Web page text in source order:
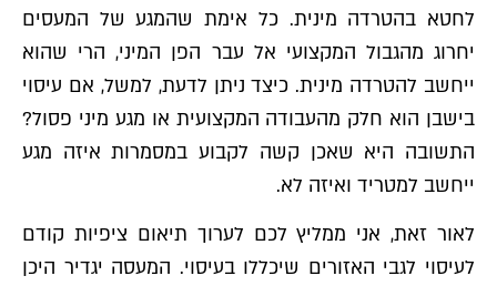
לחטא בהטרדה מינית. כל אימת שהמגע של המעסים
יחרוג מהגבול המקצועי אל עבר הפן המיני, הרי שהוא
ייחשב להטרדה מינית. כיצד ניתן לדעת, למשל, אם עיסוי
בישבן הוא חלק מהעבודה המקצועית או מגע מיני פסול?
התשובה היא שאכן קשה לקבוע במסמרות איזה מגע
ייחשב למטריד ואיזה לא.
לאור זאת, אני ממליץ לכם לערוך תיאום ציפיות קודם
לעיסוי לגבי האזורים שיכללו בעיסוי. המעסה יגדיר היכן